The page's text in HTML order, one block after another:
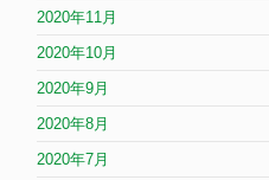
2020年11月
2020年10月
2020年9月
2020年8月
2020年7月